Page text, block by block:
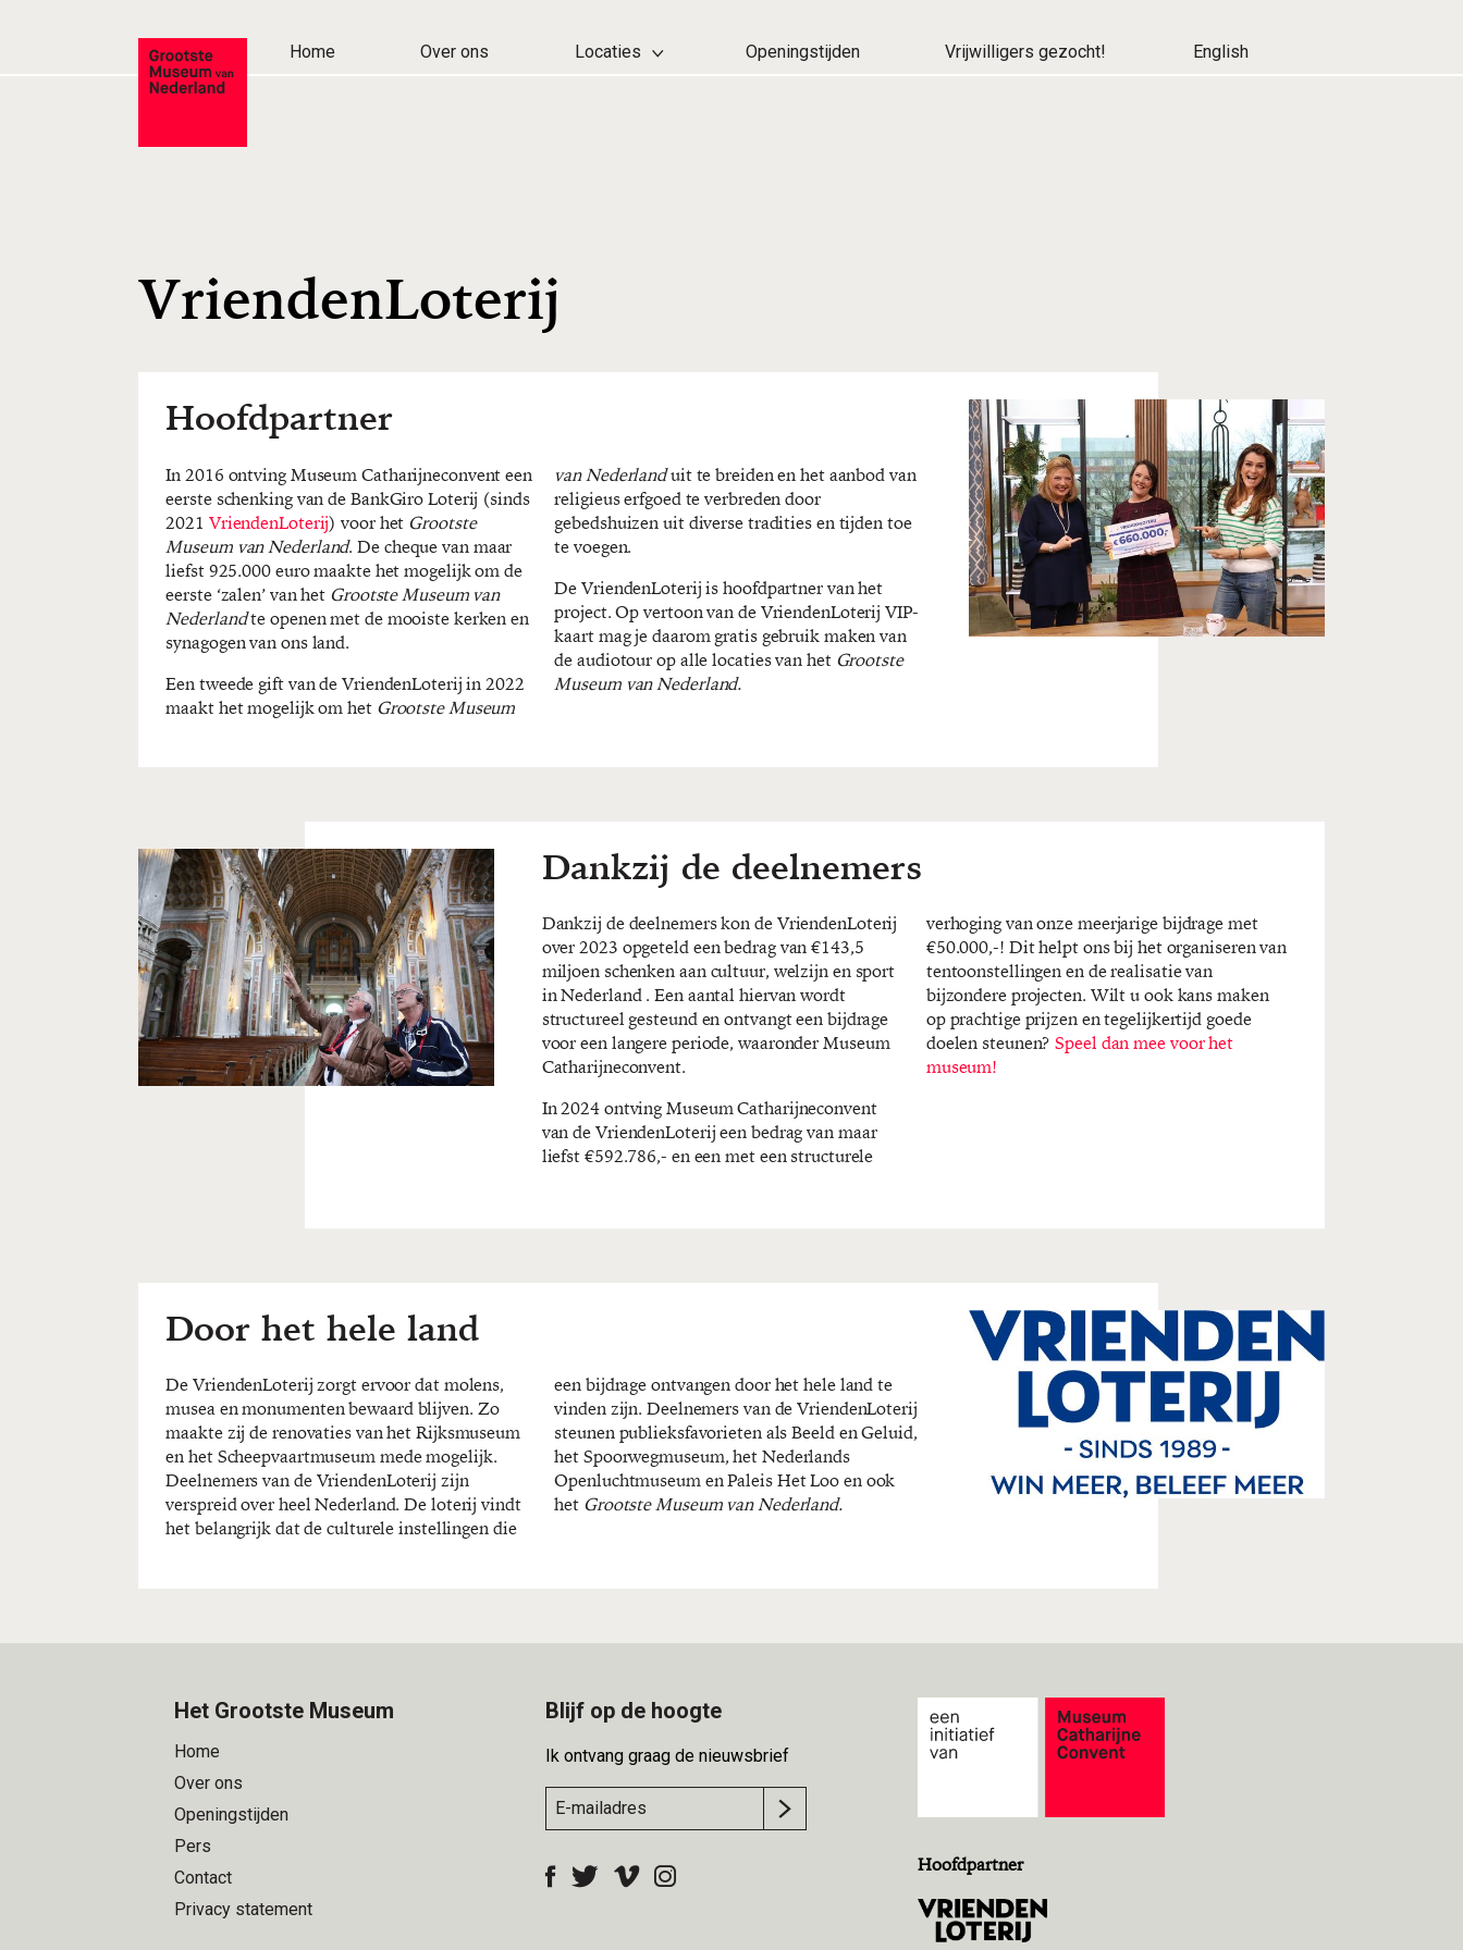
Home Over ons Locaties Openingstijden Vrijwilligers gezocht! English
VriendenLoterij
Hoofdpartner
In 2016 ontving Museum Catharijneconvent een
eerste schenking van de BankGiro Loterij (sinds
2021 VriendenLoterij) voor het Grootste
Museum van Nederland. De cheque van maar
liefst 925.000 euro maakte het mogelijk om de
eerste ‘zalen’ van het Grootste Museum van
Nederlandte openen met de mooiste kerken en
synagogen van ons land.
Een tweede gift van de VriendenLoterij in 2022
maakt het mogelijk om het Grootste Museum
van Nederlanduit te breiden en het aanbod van
religieus erfgoed te verbreden door
gebedshuizen uit diverse tradities en tijden toe
te voegen.
De VriendenLoterij is hoofdpartner van het
project. Op vertoon van de VriendenLoterij VIP-
kaart mag je daarom gratis gebruik maken van
de audiotour op alle locaties van het Grootste
Museum van Nederland.
Dankzij de deelnemers
Dankzij de deelnemers kon de VriendenLoterij
over 2023 opgeteld een bedrag van €143,5
miljoen schenken aan cultuur, welzijn en sport
in Nederland . Een aantal hiervan wordt
structureel gesteund en ontvangt een bijdrage
voor een langere periode, waaronder Museum
Catharijneconvent.
In 2024 ontving Museum Catharijneconvent
van de VriendenLoterij een bedrag van maar
liefst €592.786,- en een met een structurele
verhoging van onze meerjarige bijdrage met
€50.000,-! Dit helpt ons bij het organiseren van
tentoonstellingen en de realisatie van
bijzondere projecten. Wilt u ook kans maken
op prachtige prijzen en tegelijkertijd goede
doelen steunen?Speel dan mee voor het
museum!
Door het hele land
De VriendenLoterij zorgt ervoor dat molens,
musea en monumenten bewaard blijven. Zo
maakte zij de renovaties van het Rijksmuseum
en het Scheepvaartmuseum mede mogelijk.
Deelnemers van de VriendenLoterij zijn
verspreid over heel Nederland. De loterij vindt
het belangrijk dat de culturele instellingen die
een bijdrage ontvangen door het hele land te
vinden zijn. Deelnemers van de VriendenLoterij
steunen publieksfavorieten als Beeld en Geluid,
het Spoorwegmuseum, het Nederlands
Openluchtmuseum en Paleis Het Loo en ook
het Grootste Museum van Nederland.
Het Grootste Museum
Home
Over ons
Openingstijden
Pers
Contact
Privacy statement
Blijf op de hoogte
Ik ontvang graag de nieuwsbrief
Hoofdpartner